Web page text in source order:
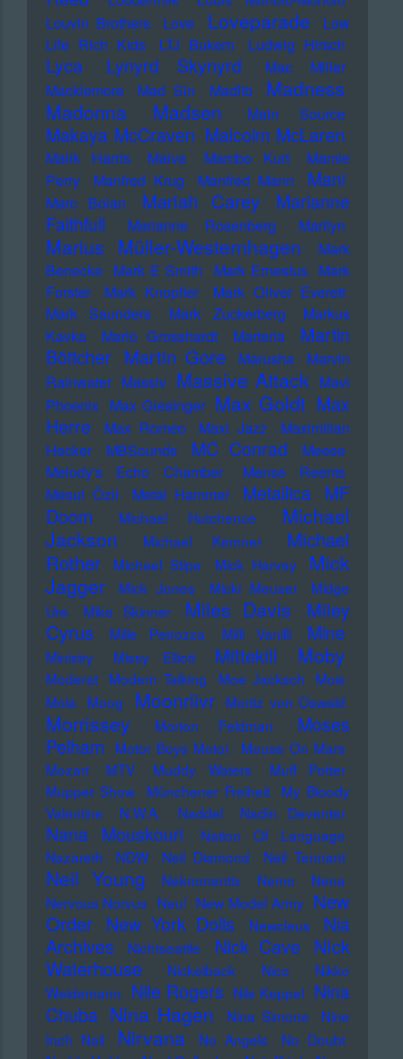
Louvin Brothers
Love Loveparade
Low
Life Rich Kids
LTJ Bukem Ludwig Hirsch
Lyca Lynyrd Skynyrd
Mac Miller
Macklemore
Mad Sin Madlib
Madness
Madonna
Madsen Main Source
Makaya McCraven Malcolm McLaren
Malik Harris Malva Mambo Kurt
Mamie
Perry
Manfred Krug Manfred Mann Mani
Marc Bolan Mariah Carey
Marianne
Faithfull
Marianne Rosenberg Marilyn
Marius Müller-Westernhagen
Mark
Benecke Mark E Smith Mark Ernestus Mark
Forster
Mark Knopfler
Mark Oliver Everett
Mark Saunders
Mark Zuckerberg
Markus
Kavka
Marlo Grosshardt Marteria
Martin
Böttcher Martin Gore Marusha
Marvin
Rainwater Massiv Massive Attack Mavi
Phoenix Max Giesinger Max Goldt Max
Herre
Max Romeo Maxi Jazz
Maximilian
Hecker
MBSounds MC Conrad
Meese
Melody's Echo Chamber
Mense Reents
Mesut Özil
Metal Hammer Metallica MF
Doom
Michael Hutchence
Michael
Jackson
Michael Kemner
Michael
Rother
Michael Stipe Mick Harvey
Mick
Jagger
Mick Jones Micki Meuser
Midge
Ure
Mike Skinner Miles Davis
Miley
Cyrus
Mille Petrozza Milli Vanilli Mine
Ministry Missy Elliott Mittekill Moby
Moderat Modern Talking Moe Jacksch
Mois
Mola
Moog Moonriivr Moritz von Oswald
Morrissey Morton Feldman
Moses
Pelham
Motor Boys Motor
Mouse On Mars
Mozart
MTV Muddy Waters
Muff Potter
Muppet Show
Münchener Freiheit
My Bloody
Valentine
N.W.A. Naddel Nadin Deventer
Nana Mouskouri
Nation Of Language
Nazareth
NDW Neil Diamond Neil Tennant
Neil Young Nekromantix Nemo
Nena
Nervous Norvus Neu! New Model Army New
Order New York Dolls Newcleus
Nia
Archives
Nichtseattle Nick Cave
Nick
Waterhouse
Nickelback Nico
Nikko
Weidemann Nile Rogers Nils Keppel Nina
Chuba Nina Hagen Nina Simone
Nine
Inch Nail
Nirvana No Angels
No Doubt